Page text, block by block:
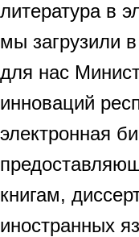
литература в
мы загрузили
для нас
инноваций
электронная
книгам,
иностранных